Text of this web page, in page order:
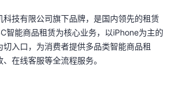
科技有限公司旗下品牌，是国内领先的租赁
智能商品租赁为核心业务，以iPhone为主的
切入口，为消费者提供多品类智能商品租
在线客服等全流程服务。